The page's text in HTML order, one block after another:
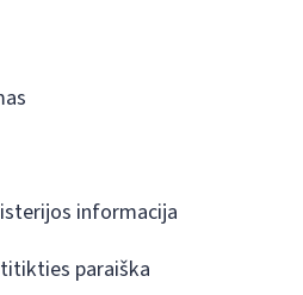
informacija
paraiška